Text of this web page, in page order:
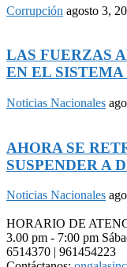
Corrupción agosto 3,
LAS FUERZAS
EN EL SISTEMA
Noticias Nacionales
AHORA SE
SUSPENDER A
Noticias Nacionales
HORARIO DE
3.00 pm - 7:00 pm
6514370 | 961454223